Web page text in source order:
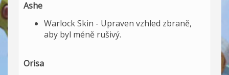
Ashe
Warlock Skin - Upraven vzhled zbraně,
aby byl méně rušivý.
Orisa